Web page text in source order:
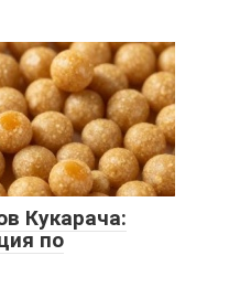
Кукарача:
по